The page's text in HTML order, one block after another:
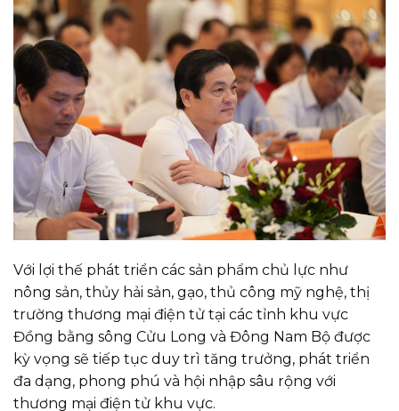
Với lợi thế phát triển các sản phẩm chủ lực như
nông sản, thủy hải sản, gạo, thủ công mỹ nghệ, thị
trường thương mại điện tử tại các tỉnh khu vực
Đồng bằng sông Cửu Long và Đông Nam Bộ được
kỳ vọng sẽ tiếp tục duy trì tăng trưởng, phát triển
đa dạng, phong phú và hội nhập sâu rộng với
thương mại điện tử khu vực.